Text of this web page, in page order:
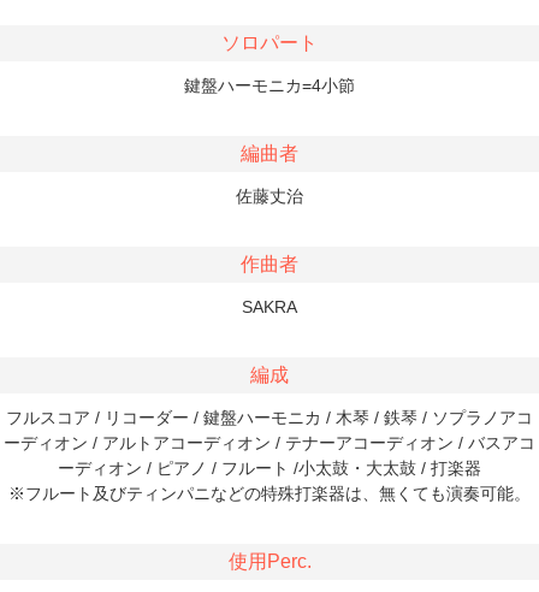
ソロパート
鍵盤ハーモニカ=4小節
編曲者
佐藤丈治
作曲者
SAKRA
編成
フルスコア / リコーダー / 鍵盤ハーモニカ / 木琴 / 鉄琴 / ソプラノアコ
ーディオン / アルトアコーディオン / テナーアコーディオン / バスアコ
ーディオン / ピアノ / フルート /小太鼓・大太鼓 / 打楽器
※フルート及びティンパニなどの特殊打楽器は、無くても演奏可能。
使用Perc.